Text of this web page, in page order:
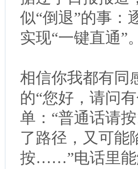
似“倒退”的事：
实现“一键直通”
相信你我都有同
的“您好，请问
单：“普通话请
了路径，又可能
按……”电话里能